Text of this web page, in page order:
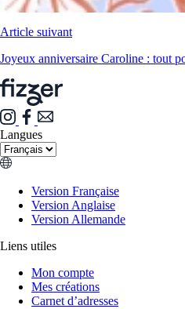
Article suivant
Joyeux anniversaire Caroline : tout
Langues
Version Française
Version Anglaise
Version Allemande
Liens utiles
Mon compte
Mes créations
Carnet d’adresses